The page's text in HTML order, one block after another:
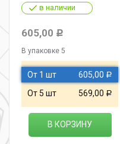
в наличии
605,00 Р
В упаковке 5
От 1 шт 605,00 Р
От 5 шт 569,00 Р
В КОРЗИНУ